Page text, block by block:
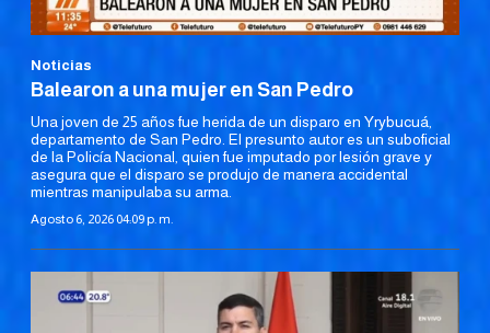
Noticias
Balearon a una mujer en San Pedro
Una joven de 25 años fue herida de un disparo en Yrybucuá,
departamento de San Pedro. El presunto autor es un suboficial
de la Policía Nacional, quien fue imputado por lesión grave y
asegura que el disparo se produjo de manera accidental
mientras manipulaba su arma.
Agosto 6, 2026 04:09 p. m.